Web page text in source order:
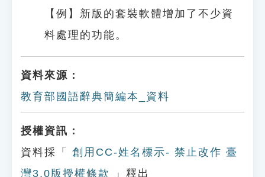
【例】新版的套裝軟體增加了不少資
料處理的功能。
資料來源：
教育部國語辭典簡編本_資料
授權資訊：
資料採「
創用CC-姓名標示- 禁止改作 臺
灣3.0版授權條款
」釋出